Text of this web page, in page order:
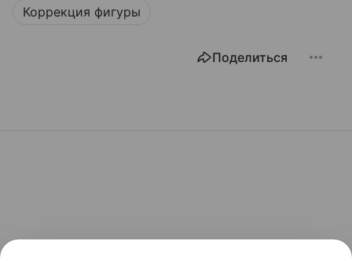
Коррекция фигуры
Поделиться